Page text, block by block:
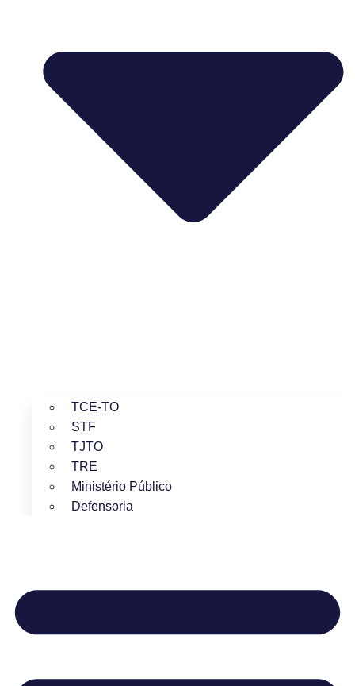
TCE-TO
STF
TJTO
TRE
Ministério Público
Defensoria